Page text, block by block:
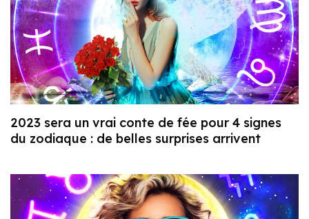
2023 sera un vrai conte de fée pour 4 signes
du zodiaque : de belles surprises arrivent